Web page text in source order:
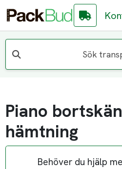
Sök
Piano
hämtning
Behöver du hjälp